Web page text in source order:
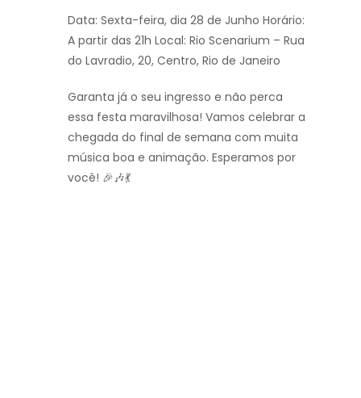
Data: Sexta-feira, dia 28 de Junho Horário:
A partir das 21h Local: Rio Scenarium – Rua
do Lavradio, 20, Centro, Rio de Janeiro
Garanta já o seu ingresso e não perca
essa festa maravilhosa! Vamos celebrar a
chegada do final de semana com muita
música boa e animação. Esperamos por
você! 🎉🎶💃